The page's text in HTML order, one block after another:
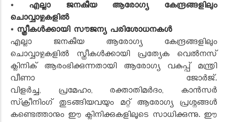
* എല്ലാ ജനകീയ ആരോഗ്യ കേന്ദ്രങ്ങളിലും
ചൊവ്വാഴ്ചകളിൽ
* സ്ത്രീകൾക്കായി സൗജന്യ പരിശോധനകൾ
എല്ലാ ജനകീയ ആരോഗ്യ കേന്ദ്രങ്ങളിലും
ചൊവ്വാഴ്ചകളിൽ സ്ത്രീകൾക്കായി പ്രത്യേക വെൽനസ്
ക്ലിനിക് ആരംഭിക്കുന്നതായി ആരോഗ്യ വകുപ്പ് മന്ത്രി
വീണാ ജോർജ്.
വിളർച്ച, പ്രമേഹം, രക്താതിമർദം, കാൻസർ
സ്‌ക്രീനിംഗ് തുടങ്ങിയവയും മറ്റ് ആരോഗ്യ പ്രശ്നങ്ങൾ
കണ്ടെത്താനും ഈ ക്ലിനിക്കുകളിലൂടെ സാധിക്കുന്നു. ഈ